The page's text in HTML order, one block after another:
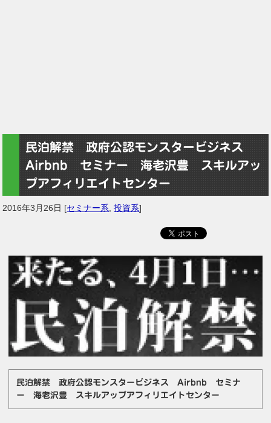
民泊解禁 政府公認モンスタービジネス
Airbnb セミナー 海老沢豊 スキルアッ
プアフィリエイトセンター
2016年3月26日 [セミナー系 ,投資系]
民泊解禁 政府公認モンスタービジネス Airbnb セミナ
ー 海老沢豊 スキルアップアフィリエイトセンター